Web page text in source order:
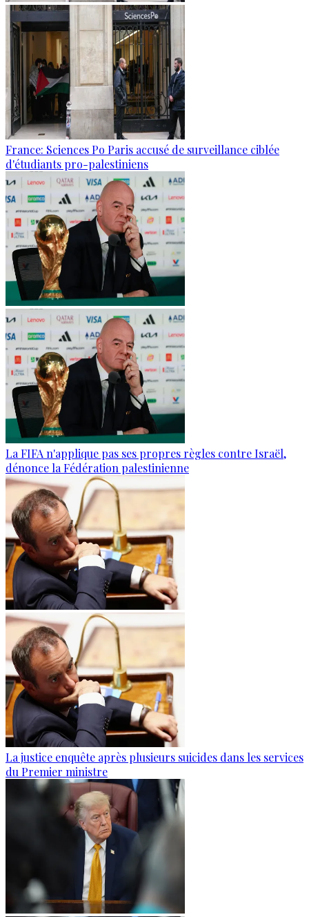
France: Sciences Po Paris accusé de surveillance ciblée
d'étudiants pro-palestiniens
La FIFA n'applique pas ses propres règles contre Israël,
dénonce la Fédération palestinienne
La justice enquête après plusieurs suicides dans les services
du Premier ministre